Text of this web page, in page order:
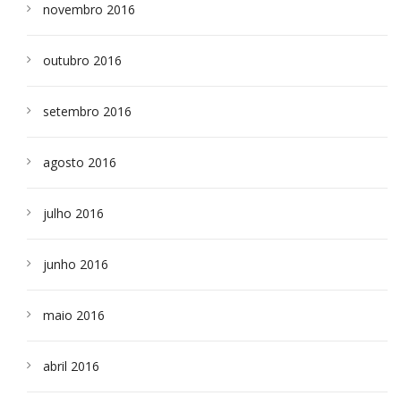
novembro 2016
outubro 2016
setembro 2016
agosto 2016
julho 2016
junho 2016
maio 2016
abril 2016